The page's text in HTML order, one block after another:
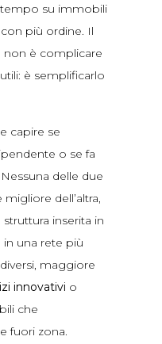
su immobili
più ordine. Il
non è complicare
è semplificarlo
capire se
o se fa
delle due
dell’altra,
inserita in
in una rete più
maggiore
innovativi o
che
fuori zona.